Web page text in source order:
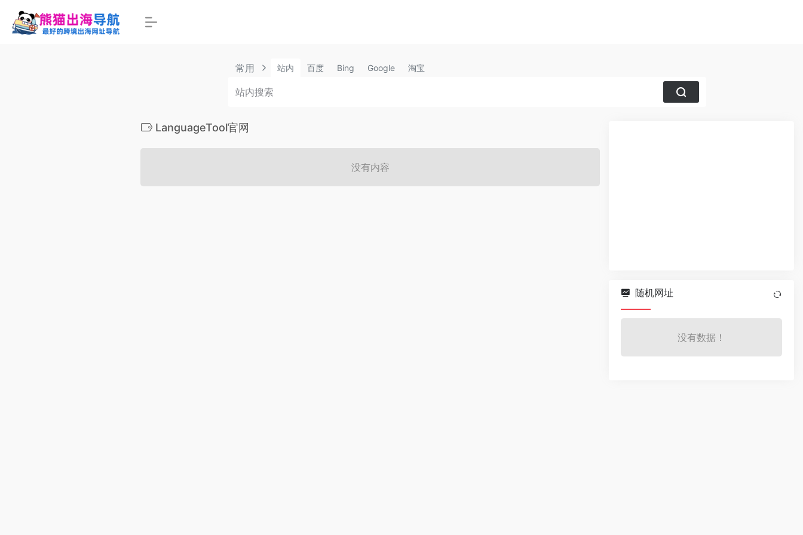
常用 站内 百度 Bing Google 淘宝
LanguageTool官网
没有内容
随机网址
没有数据！